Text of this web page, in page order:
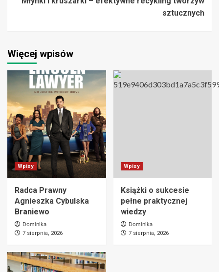
sztucznych
Więcej wpisów
Wpisy
Radca Prawny
Agnieszka Cybulska
Braniewo
Dominika
7 sierpnia, 2026
Wpisy
Książki o sukcesie
pełne praktycznej
wiedzy
Dominika
7 sierpnia, 2026